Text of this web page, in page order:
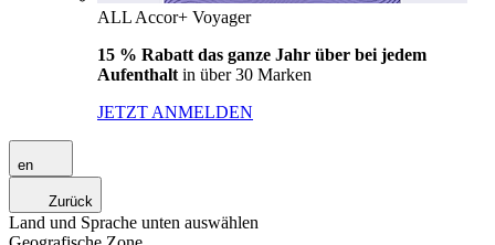
ALL Accor+ Voyager
15 % Rabatt das ganze Jahr über bei jedem
Aufenthalt in über 30 Marken
JETZT ANMELDEN
en
Zurück
Land und Sprache unten auswählen